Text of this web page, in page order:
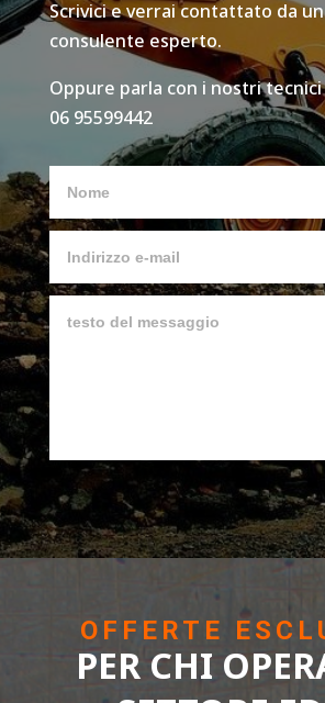
Scrivici e verrai contattato da
consulente esperto.
Oppure parla con i nostri tecnici
06 95599442
OFFERTE
PER CHI